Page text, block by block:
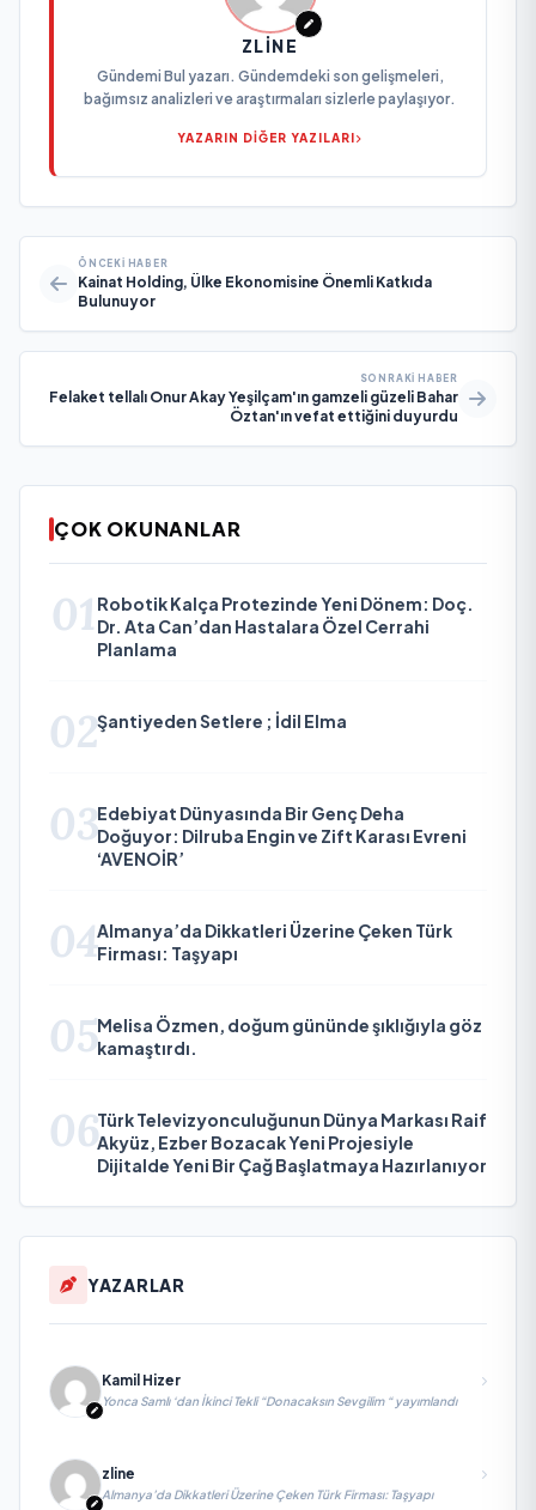
ZLINE
Gündemi Bul yazarı. Gündemdeki son gelişmeleri,
bağımsız analizleri ve araştırmaları sizlerle paylaşıyor.
YAZARIN DİĞER YAZILARI
ÖNCEKI HABER
Kainat Holding, Ülke Ekonomisine Önemli Katkıda
Bulunuyor
SONRAKI HABER
Felaket tellalı Onur Akay Yeşilçam'ın gamzeli güzeli Bahar
Öztan'ın vefat ettiğini duyurdu
ÇOK OKUNANLAR
01 Robotik Kalça Protezinde Yeni Dönem: Doç.
Dr. Ata Can’dan Hastalara Özel Cerrahi
Planlama
02Şantiyeden Setlere ; İdil Elma
03Edebiyat Dünyasında Bir Genç Deha
Doğuyor: Dilruba Engin ve Zift Karası Evreni
‘AVENOİR’
04Almanya’da Dikkatleri Üzerine Çeken Türk
Firması: Taşyapı
05Melisa Özmen, doğum gününde şıklığıyla göz
kamaştırdı.
06Türk Televizyonculuğunun Dünya Markası Raif
Akyüz, Ezber Bozacak Yeni Projesiyle
Dijitalde Yeni Bir Çağ Başlatmaya Hazırlanıyor
YAZARLAR
Kamil Hizer
Yonca Samlı ‘dan İkinci Tekli “Donacaksın Sevgilim “ yayımlandı
zline
Almanya’da Dikkatleri Üzerine Çeken Türk Firması: Taşyapı